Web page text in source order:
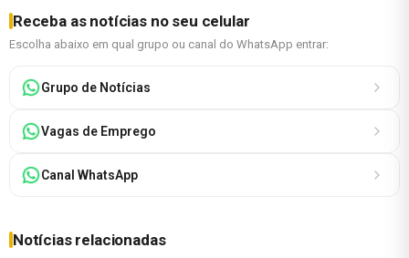
Receba as notícias no seu celular
Escolha abaixo em qual grupo ou canal do WhatsApp entrar:
Grupo de Notícias
Vagas de Emprego
Canal WhatsApp
Notícias relacionadas